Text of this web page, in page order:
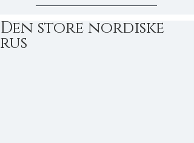
Den store nordiske
rus